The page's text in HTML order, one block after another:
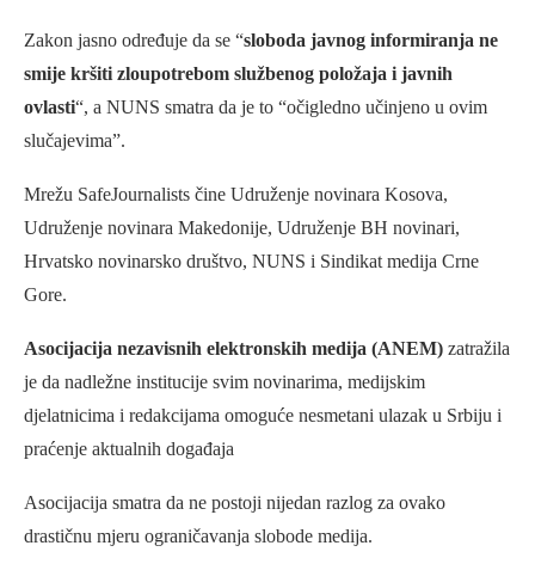
Zakon jasno određuje da se “sloboda javnog informiranja ne
smije kršiti zloupotrebom službenog položaja i javnih
ovlasti“, a NUNS smatra da je to “očigledno učinjeno u ovim
slučajevima”.
Mrežu SafeJournalists čine Udruženje novinara Kosova,
Udruženje novinara Makedonije, Udruženje BH novinari,
Hrvatsko novinarsko društvo, NUNS i Sindikat medija Crne
Gore.
Asocijacija nezavisnih elektronskih medija (ANEM) zatražila
je da nadležne institucije svim novinarima, medijskim
djelatnicima i redakcijama omoguće nesmetani ulazak u Srbiju i
praćenje aktualnih događaja
Asocijacija smatra da ne postoji nijedan razlog za ovako
drastičnu mjeru ograničavanja slobode medija.